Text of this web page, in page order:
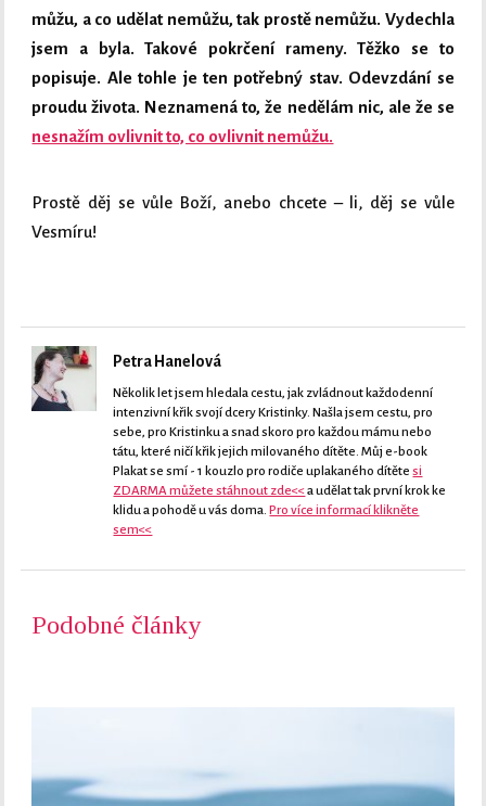
můžu, a co udělat nemůžu, tak prostě nemůžu. Vydechla
jsem a byla. Takové pokrčení rameny. Těžko se to
popisuje. Ale tohle je ten potřebný stav. Odevzdání se
proudu života. Neznamená to, že nedělám nic, ale že se
nesnažím ovlivnit to, co ovlivnit nemůžu.
Prostě děj se vůle Boží, anebo chcete – li, děj se vůle
Vesmíru!
Petra Hanelová
Několik let jsem hledala cestu, jak zvládnout každodenní
intenzivní křik svojí dcery Kristinky. Našla jsem cestu, pro
sebe, pro Kristinku a snad skoro pro každou mámu nebo
tátu, které ničí křik jejich milovaného dítěte. Můj e-book
Plakat se smí - 1 kouzlo pro rodiče uplakaného dítětesi
ZDARMA můžete stáhnout zde<<a udělat tak první krok ke
klidu a pohodě u vás doma.Pro více informací klikněte
sem<<
Podobné články